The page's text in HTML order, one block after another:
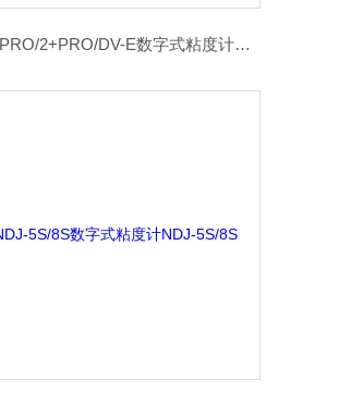
DV-1+PRO/2+PRO/DV-E数字式粘度计DV-1+PRO/2+PRO/DV-E